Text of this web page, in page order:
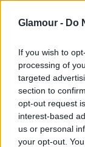
Glamour - Do
If you wish to
processing of
targeted
section to
opt-out request
interest-based
us or personal
your opt-out.